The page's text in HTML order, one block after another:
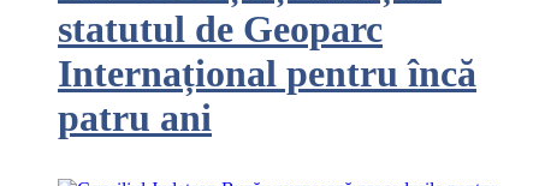
statutul de Geoparc
Internațional pentru încă
patru ani